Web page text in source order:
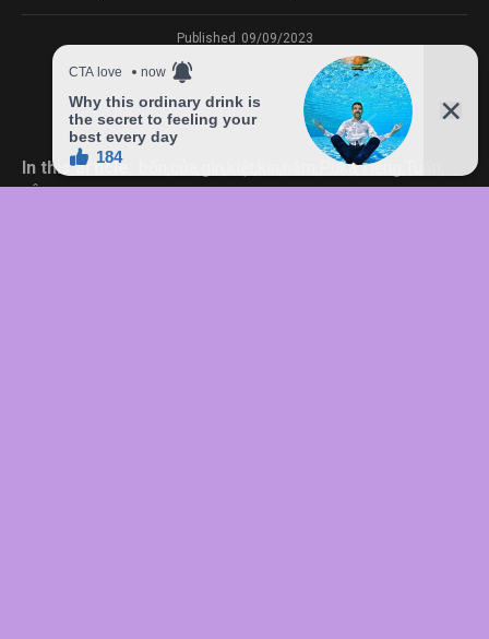
Published 09/09/2023
In this article: Puka,Tiếng
yêu